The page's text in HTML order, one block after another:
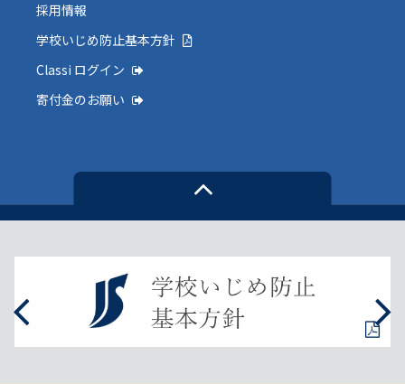
採用情報
学校いじめ防止基本方針
Classi ログイン
寄付金のお願い